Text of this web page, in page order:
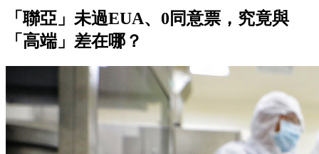
「聯亞」未過EUA、0同意票，究竟與
「高端」差在哪？